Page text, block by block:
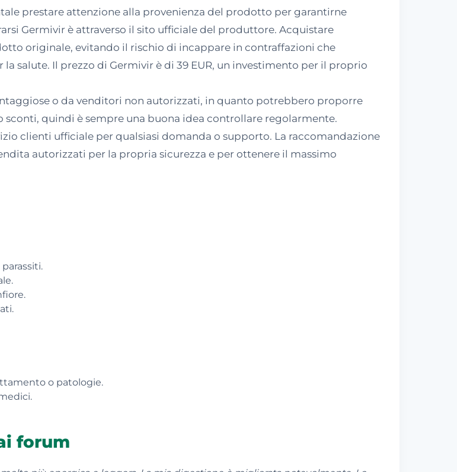
prestare attenzione alla provenienza del prodotto per garantirne
Germivir è attraverso il sito ufficiale del produttore. Acquistare
originale, evitando il rischio di incappare in contraffazioni che
salute. Il prezzo di Germivir è di 39 EUR, un investimento per il proprio
o da venditori non autorizzati, in quanto potrebbero proporre
quindi è sempre una buona idea controllare regolarmente.
clienti ufficiale per qualsiasi domanda o supporto. La raccomandazione
autorizzati per la propria sicurezza e per ottenere il massimo
o patologie.
forum